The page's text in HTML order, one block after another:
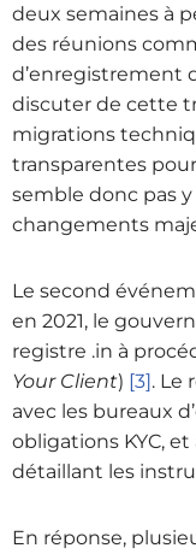
deux semaines à
des réunions
d’enregistrement
discuter de cette
migrations
transparentes
semble donc pas
changements
Le second
en 2021, le
registre .in à
Your Client) [3]. Le
avec les bureaux
obligations KYC,
détaillant les
En réponse,